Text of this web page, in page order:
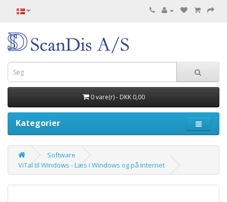
0 vare(r) - DKK 0,00
Kategorier
Software
ViTal til Windows - Læs i Windows og på Internet